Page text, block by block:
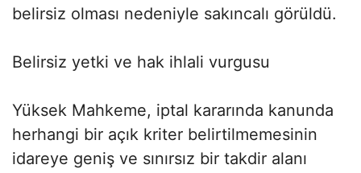
belirsiz olması nedeniyle sakıncalı görüldü.
Belirsiz yetki ve hak ihlali vurgusu
Yüksek Mahkeme, iptal kararında kanunda
herhangi bir açık kriter belirtilmemesinin
idareye geniş ve sınırsız bir takdir alanı